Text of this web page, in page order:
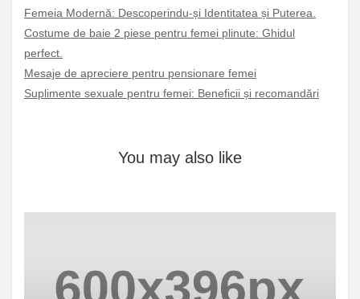
Femeia Modernă: Descoperindu-și Identitatea și Puterea.
Costume de baie 2 piese pentru femei plinute: Ghidul
perfect.
Mesaje de apreciere pentru pensionare femei
Suplimente sexuale pentru femei: Beneficii și recomandări
You may also like